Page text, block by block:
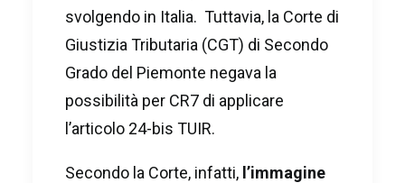
svolgendo in Italia. Tuttavia, la Corte di
Giustizia Tributaria (CGT) di Secondo
Grado del Piemonte negava la
possibilità per CR7 di applicare
l’articolo 24-bis TUIR.
Secondo la Corte, infatti, l’immagine